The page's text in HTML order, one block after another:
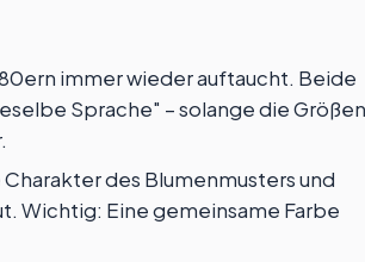
immer wieder auftaucht. Beide
Sprache" – solange die Größen
des Blumenmusters und
Wichtig: Eine gemeinsame Farbe